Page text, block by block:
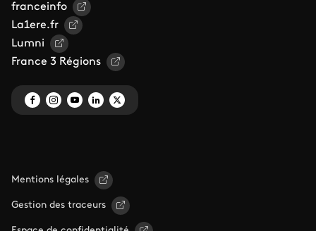
franceinfo
La1ere.fr
Lumni
France 3 Régions
Mentions légales
Gestion des traceurs